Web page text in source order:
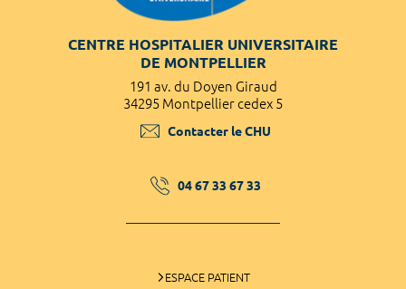
CENTRE HOSPITALIER UNIVERSITAIRE
DE MONTPELLIER
191 av. du Doyen Giraud
34295 Montpellier cedex 5
Contacter le CHU
04 67 33 67 33
ESPACE PATIENT